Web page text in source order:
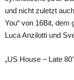
und nicht zuletzt
You“ von 16Bit, dem
Luca Anzilotti und
„US House – Late